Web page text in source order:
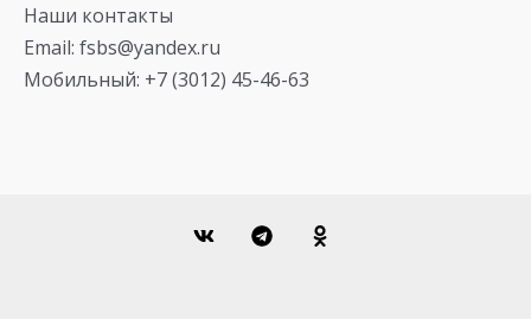
Наши контакты
Email: fsbs@yandex.ru
Мобильный: +7 (3012) 45-46-63